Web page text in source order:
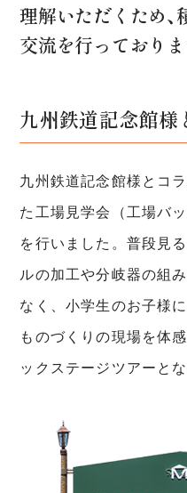
理解いただくため、
交流を行っておりま
九州鉄道記念館様
九州鉄道記念館様とコ
た工場見学会（工場バ
を行いました。普段見
ルの加工や分岐器の組
なく、小学生のお子様
ものづくりの現場を体
ックステージツアーとな